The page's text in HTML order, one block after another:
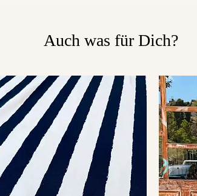
Auch was für Dich?